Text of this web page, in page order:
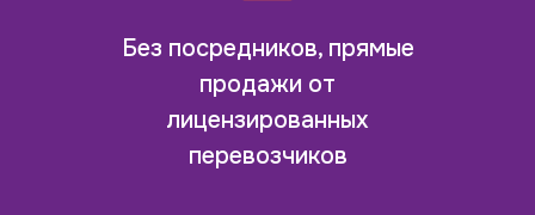
Без посредников, прямые
продажи от
лицензированных
перевозчиков